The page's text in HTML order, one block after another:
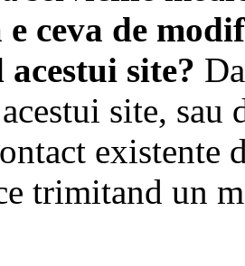
e ceva de
site?
site, sau
existente
trimitand un